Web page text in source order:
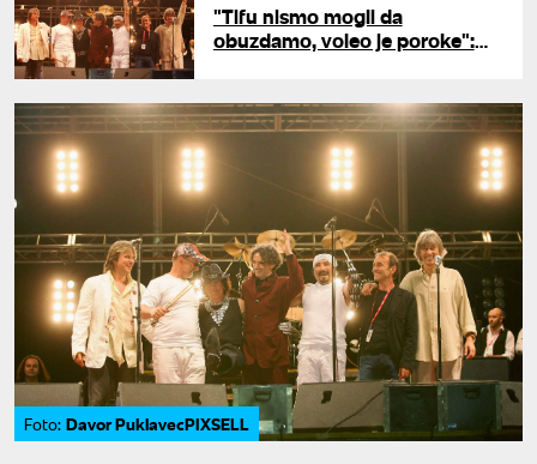
"Tifu nismo mogli da
obuzdamo, voleo je poroke":
Foto: Davor PuklavecPIXSELL